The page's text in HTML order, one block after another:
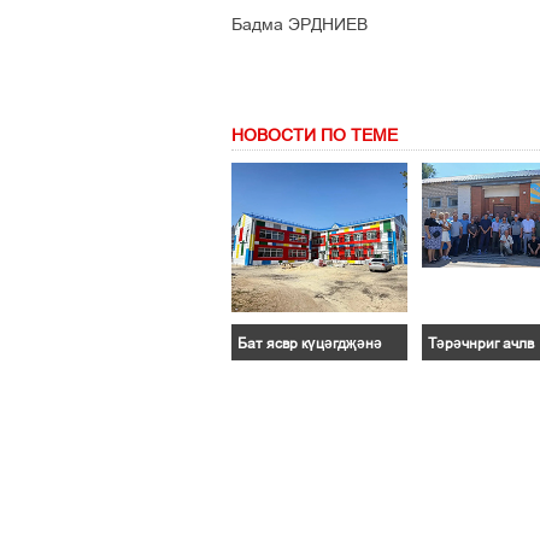
Бадма ЭРДНИЕВ
НОВОСТИ ПО ТЕМЕ
Бат ясвр күцәгдҗәнә Тәрәчнриг ачлв